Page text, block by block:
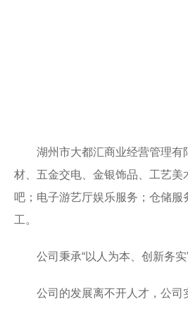
湖州市大都汇商业经营管理
材、五金交电、金银饰品、工艺
吧；电子游艺厅娱乐服务；仓储
工。
公司秉承“以人为本、创新务
公司的发展离不开人才，公司